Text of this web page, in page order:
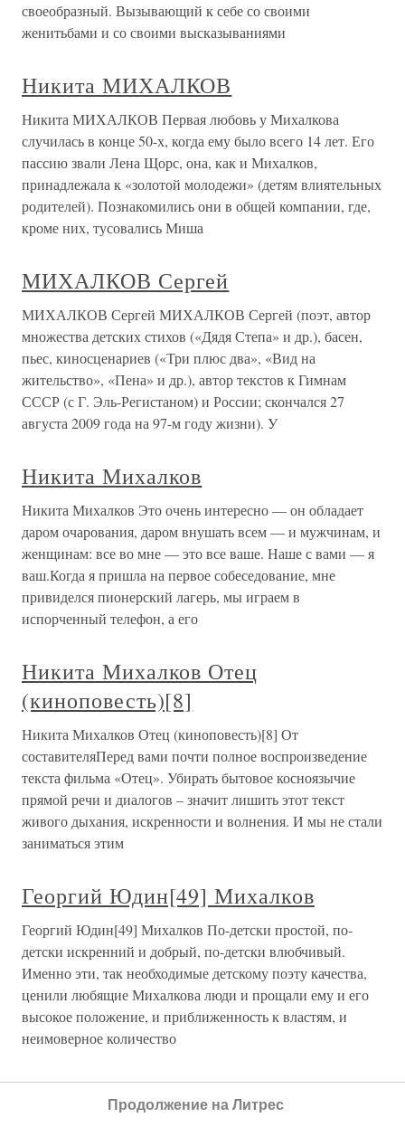
своеобразный. Вызывающий к себе со своими
женитьбами и со своими высказываниями
Никита МИХАЛКОВ
Никита МИХАЛКОВ Первая любовь у Михалкова
случилась в конце 50-х, когда ему было всего 14 лет. Его
пассию звали Лена Щорс, она, как и Михалков,
принадлежала к «золотой молодежи» (детям влиятельных
родителей). Познакомились они в общей компании, где,
кроме них, тусовались Миша
МИХАЛКОВ Сергей
МИХАЛКОВ Сергей МИХАЛКОВ Сергей (поэт, автор
множества детских стихов («Дядя Степа» и др.), басен,
пьес, киносценариев («Три плюс два», «Вид на
жительство», «Пена» и др.), автор текстов к Гимнам
СССР (с Г. Эль-Регистаном) и России; скончался 27
августа 2009 года на 97-м году жизни). У
Никита Михалков
Никита Михалков Это очень интересно — он обладает
даром очарования, даром внушать всем — и мужчинам, и
женщинам: все во мне — это все ваше. Наше с вами — я
ваш.Когда я пришла на первое собеседование, мне
привиделся пионерский лагерь, мы играем в
испорченный телефон, а его
Никита Михалков Отец
(киноповесть)[8]
Никита Михалков Отец (киноповесть)[8] От
составителяПеред вами почти полное воспроизведение
текста фильма «Отец». Убирать бытовое косноязычие
прямой речи и диалогов – значит лишить этот текст
живого дыхания, искренности и волнения. И мы не стали
заниматься этим
Георгий Юдин[49] Михалков
Георгий Юдин[49] Михалков По-детски простой, по-
детски искренний и добрый, по-детски влюбчивый.
Именно эти, так необходимые детскому поэту качества,
ценили любящие Михалкова люди и прощали ему и его
высокое положение, и приближенность к властям, и
неимоверное количество
Михалков – агент КГБ?
Продолжение на Литрес